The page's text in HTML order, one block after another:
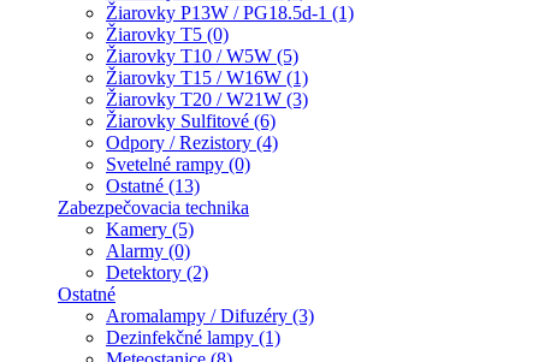
Žiarovky P13W / PG18.5d-1 (1)
Žiarovky T5 (0)
Žiarovky T10 / W5W (5)
Žiarovky T15 / W16W (1)
Žiarovky T20 / W21W (3)
Žiarovky Sulfitové (6)
Odpory / Rezistory (4)
Svetelné rampy (0)
Ostatné (13)
Zabezpečovacia technika
Kamery (5)
Alarmy (0)
Detektory (2)
Ostatné
Aromalampy / Difuzéry (3)
Dezinfekčné lampy (1)